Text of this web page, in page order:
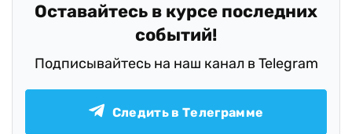
Оставайтесь в курсе последних
событий!
Подписывайтесь на наш канал в Telegram
Следить в Телеграмме